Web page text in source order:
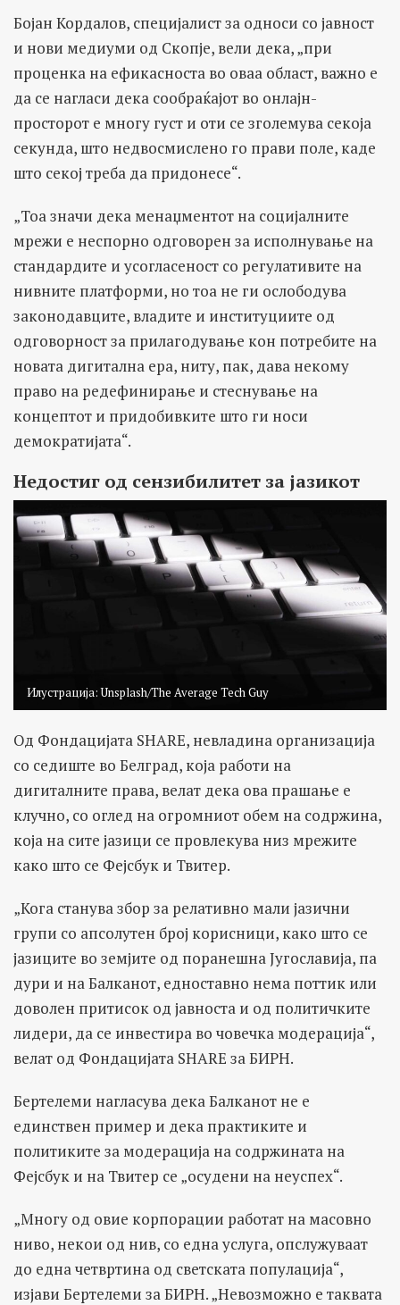
Бојан Кордалов, специјалист за односи со јавност
и нови медиуми од Скопје, вели дека, „при
проценка на ефикасноста во оваа област, важно е
да се нагласи дека сообраќајот во онлајн-
просторот е многу густ и оти се зголемува секоја
секунда, што недвосмислено го прави поле, каде
што секој треба да придонесе“.
„Тоа значи дека менаџментот на социјалните
мрежи е неспорно одговорен за исполнување на
стандардите и усогласеност со регулативите на
нивните платформи, но тоа не ги ослободува
законодавците, владите и институциите од
одговорност за прилагодување кон потребите на
новата дигитална ера, ниту, пак, дава некому
право на редефинирање и стеснување на
концептот и придобивките што ги носи
демократијата“.
Недостиг од сензибилитет за јазикот
Илустрација: Unsplash/The Average Tech Guy
Од Фондацијата SHARE, невладина организација
со седиште во Белград, која работи на
дигиталните права, велат дека ова прашање е
клучно, со оглед на огромниот обем на содржина,
која на сите јазици се провлекува низ мрежите
како што се Фејсбук и Твитер.
„Кога станува збор за релативно мали јазични
групи со апсолутен број корисници, како што се
јазиците во земјите од поранешна Југославија, па
дури и на Балканот, едноставно нема поттик или
доволен притисок од јавноста и од политичките
лидери, да се инвестира во човечка модерација“,
велат од Фондацијата SHARE за БИРН.
Бертелеми нагласува дека Балканот не е
единствен пример и дека практиките и
политиките за модерација на содржината на
Фејсбук и на Твитер се „осудени на неуспех“.
„Многу од овие корпорации работат на масовно
ниво, некои од нив, со една услуга, опслужуваат
до една четвртина од светската популација“,
изјави Бертелеми за БИРН. „Невозможно е таквата